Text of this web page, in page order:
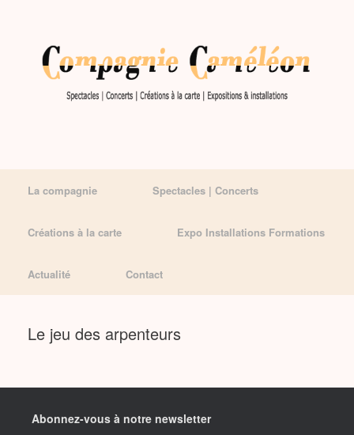
La compagnie Spectacles | Concerts
Créations à la carte Expo Installations Formations
Actualité Contact
Le jeu des arpenteurs
Abonnez-vous à notre newsletter